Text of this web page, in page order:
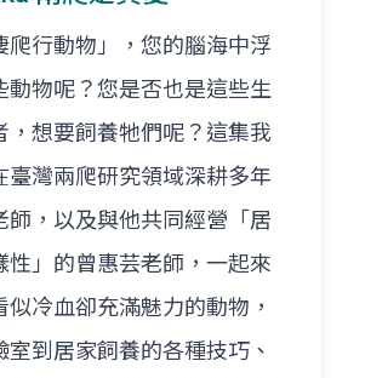
爬行動物」，您的腦海中浮
動物呢？您是否也是這些生
，想要飼養牠們呢？這集我
臺灣兩爬研究領域深耕多年
師，以及與他共同經營「居
性」的曾惠芸老師，一起來
似冷血卻充滿魅力的動物，
室到居家飼養的各種技巧、